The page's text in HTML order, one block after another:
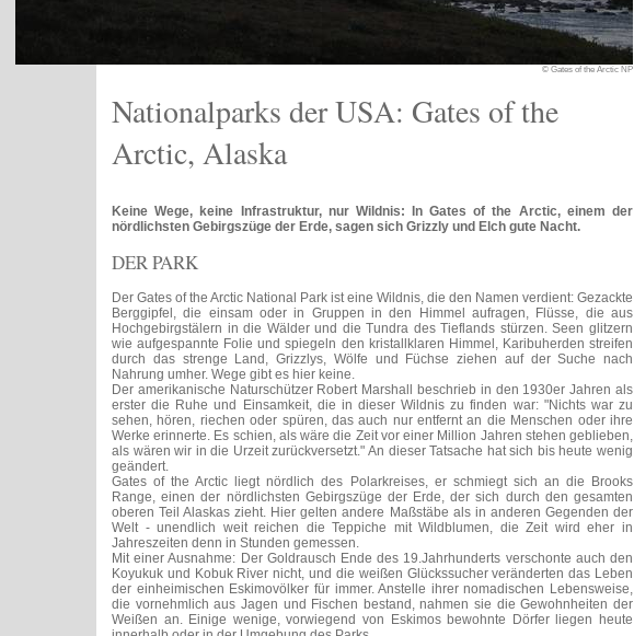
© Gates of the Arctic NP
Nationalparks der USA: Gates of the
Arctic, Alaska
Keine Wege, keine Infrastruktur, nur Wildnis: In Gates of the Arctic, einem der
nördlichsten Gebirgszüge der Erde, sagen sich Grizzly und Elch gute Nacht.
DER PARK
Der Gates of the Arctic National Park ist eine Wildnis, die den Namen verdient: Gezackte
Berggipfel, die einsam oder in Gruppen in den Himmel aufragen, Flüsse, die aus
Hochgebirgstälern in die Wälder und die Tundra des Tieflands stürzen. Seen glitzern
wie aufgespannte Folie und spiegeln den kristallklaren Himmel, Karibuherden streifen
durch das strenge Land, Grizzlys, Wölfe und Füchse ziehen auf der Suche nach
Nahrung umher. Wege gibt es hier keine.
Der amerikanische Naturschützer Robert Marshall beschrieb in den 1930er Jahren als
erster die Ruhe und Einsamkeit, die in dieser Wildnis zu finden war: "Nichts war zu
sehen, hören, riechen oder spüren, das auch nur entfernt an die Menschen oder ihre
Werke erinnerte. Es schien, als wäre die Zeit vor einer Million Jahren stehen geblieben,
als wären wir in die Urzeit zurückversetzt." An dieser Tatsache hat sich bis heute wenig
geändert.
Gates of the Arctic liegt nördlich des Polarkreises, er schmiegt sich an die Brooks
Range, einen der nördlichsten Gebirgszüge der Erde, der sich durch den gesamten
oberen Teil Alaskas zieht. Hier gelten andere Maßstäbe als in anderen Gegenden der
Welt - unendlich weit reichen die Teppiche mit Wildblumen, die Zeit wird eher in
Jahreszeiten denn in Stunden gemessen.
Mit einer Ausnahme: Der Goldrausch Ende des 19.Jahrhunderts verschonte auch den
Koyukuk und Kobuk River nicht, und die weißen Glückssucher veränderten das Leben
der einheimischen Eskimovölker für immer. Anstelle ihrer nomadischen Lebensweise,
die vornehmlich aus Jagen und Fischen bestand, nahmen sie die Gewohnheiten der
Weißen an. Einige wenige, vorwiegend von Eskimos bewohnte Dörfer liegen heute